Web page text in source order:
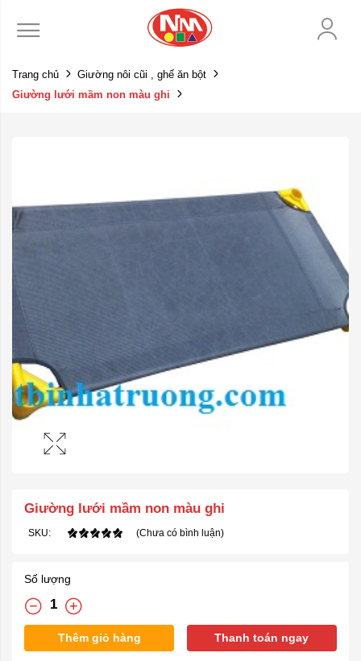
Trang chủ
Giường nôi cũi , ghế ăn bột
Giường lưới mầm non màu ghi
Giường lưới mầm non màu ghi
SKU: (Chưa có bình luận)
Số lượng
Thêm giỏ hàng Thanh toán ngay